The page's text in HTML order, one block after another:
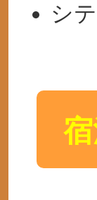
シ